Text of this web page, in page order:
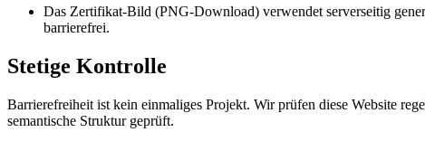
Das Zertifikat-Bild (PNG-Download) verwendet serverseitig
barrierefrei.
Stetige Kontrolle
Barrierefreiheit ist kein einmaliges Projekt. Wir prüfen diese Website
semantische Struktur geprüft.